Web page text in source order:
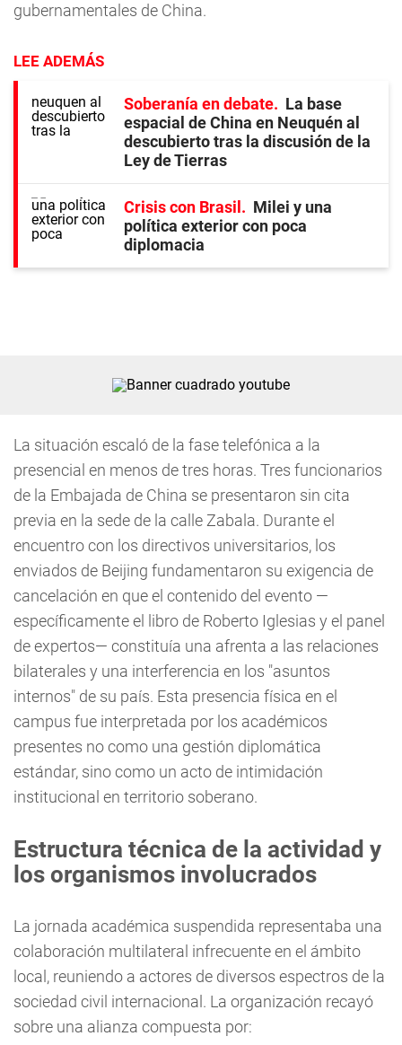
gubernamentales de China.
LEE ADEMÁS
Soberanía en debate
La base
espacial de China en Neuquén al
descubierto tras la discusión de la
Ley de Tierras
Crisis con Brasil
Milei y una
política exterior con poca
diplomacia
La situación escaló de la fase telefónica a la
presencial en menos de tres horas. Tres funcionarios
de la Embajada de China se presentaron sin cita
previa en la sede de la calle Zabala. Durante el
encuentro con los directivos universitarios, los
enviados de Beijing fundamentaron su exigencia de
cancelación en que el contenido del evento —
específicamente el libro de Roberto Iglesias y el panel
de expertos— constituía una afrenta a las relaciones
bilaterales y una interferencia en los "asuntos
internos" de su país. Esta presencia física en el
campus fue interpretada por los académicos
presentes no como una gestión diplomática
estándar, sino como un acto de intimidación
institucional en territorio soberano.
Estructura técnica de la actividad y
los organismos involucrados
La jornada académica suspendida representaba una
colaboración multilateral infrecuente en el ámbito
local, reuniendo a actores de diversos espectros de la
sociedad civil internacional. La organización recayó
sobre una alianza compuesta por: